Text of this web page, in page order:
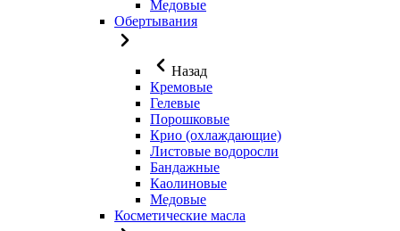
Медовые
Обертывания
Назад
Кремовые
Гелевые
Порошковые
Крио (охлаждающие)
Листовые водоросли
Бандажные
Каолиновые
Медовые
Косметические масла